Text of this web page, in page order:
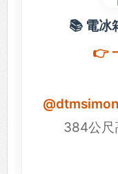
📚 電冰
👉
@dtmsimon
384公尺